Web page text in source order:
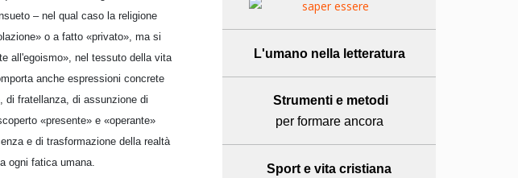
– nel qual caso la religione
o a fatto «privato», ma si
all'egoismo», nel tessuto della vita
anche espressioni concrete
di fratellanza, di assunzione di
«presente» e «operante»
e di trasformazione della realtà
ogni fatica umana.
L'umanonella letteratura
Strumenti e metodi
per formare ancora
Sport e vita cristiana